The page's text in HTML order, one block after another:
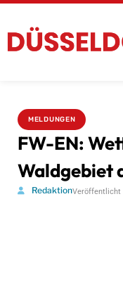
MELDUNGEN
FW-EN:
Waldgebiet
RedaktionVeröffentlicht